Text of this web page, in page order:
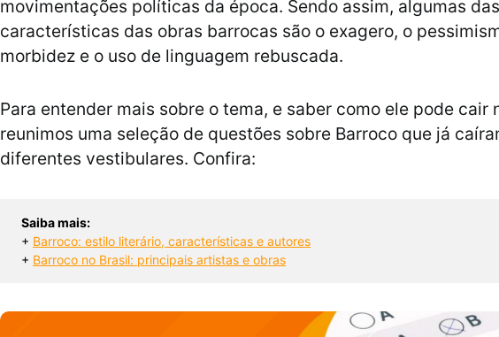
movimentações políticas da época. Sendo assim, algumas
características das obras barrocas são o exagero, o
morbidez e o uso de linguagem rebuscada.
Para entender mais sobre o tema, e saber como ele pode cair
reunimos uma seleção de questões sobre Barroco que já
diferentes vestibulares. Confira:
Saiba mais:
+ Barroco: estilo literário, características e autores
+ Barroco no Brasil: principais artistas e obras